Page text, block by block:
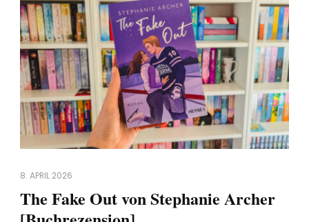
8. APRIL 2026
The Fake Out von Stephanie Archer